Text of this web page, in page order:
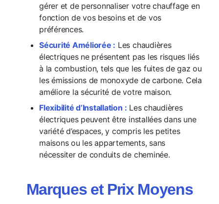
gérer et de personnaliser votre chauffage en
fonction de vos besoins et de vos
préférences.
Sécurité Améliorée : Les chaudières
électriques ne présentent pas les risques liés
à la combustion, tels que les fuites de gaz ou
les émissions de monoxyde de carbone. Cela
améliore la sécurité de votre maison.
Flexibilité d’Installation : Les chaudières
électriques peuvent être installées dans une
variété d’espaces, y compris les petites
maisons ou les appartements, sans
nécessiter de conduits de cheminée.
Marques et Prix Moyens